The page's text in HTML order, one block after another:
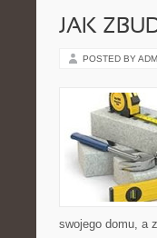
JAK
POSTED BY
swojego domu, a